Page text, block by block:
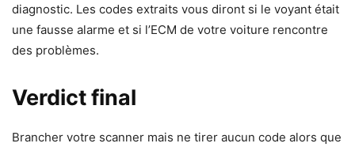
diagnostic. Les codes extraits vous diront si le voyant était
une fausse alarme et si l’ECM de votre voiture rencontre
des problèmes.
Verdict final
Brancher votre scanner mais ne tirer aucun code alors que